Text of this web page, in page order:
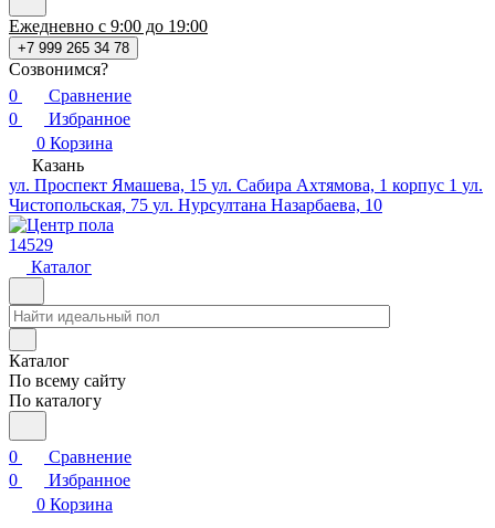
Ежедневно с 9:00 до 19:00
+7 999 265 34 78
Созвонимся?
0
Сравнение
0
Избранное
0 Корзина
Казань
ул. Проспект Ямашева, 15 ул. Сабира Ахтямова, 1 корпус 1 ул.
Чистопольская, 75 ул. Нурсултана Назарбаева, 10
14529
Каталог
Каталог
По всему сайту
По каталогу
0
Сравнение
0
Избранное
0 Корзина